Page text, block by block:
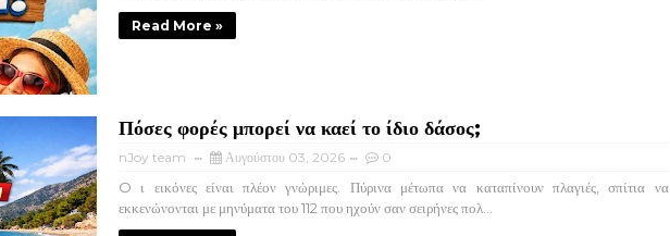
Read More »
Πόσες φορές μπορεί να καεί το ίδιο δάσος;
nJoy team Αυγούστου 03, 2026 0
O ι εικόνες είναι πλέον γνώριμες. Πύρινα μέτωπα να καταπίνουν πλαγιές, σπίτια να
εκκενώνονται με μηνύματα του 112 που ηχούν σαν σειρήνες πολ...